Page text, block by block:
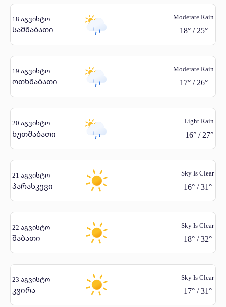
18 აგვისტო
სამშაბათი
Moderate Rain
18°/25°
19 აგვისტო
ოთხშაბათი
Moderate Rain
17°/26°
20 აგვისტო
ხუთშაბათი
Light Rain
16°/27°
21 აგვისტო
პარასკევი
Sky Is Clear
16°/31°
22 აგვისტო
შაბათი
Sky Is Clear
18°/32°
23 აგვისტო
კვირა
Sky Is Clear
17°/31°